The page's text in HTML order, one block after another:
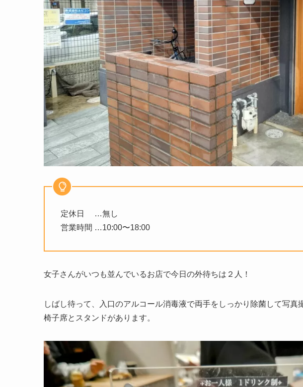
定休日 …無し
営業時間 …10:00〜18:00
女子さんがいつも並んでいるお店で今日の外待ちは２人！
しばし待って、入口のアルコール消毒液で両手をしっかり除菌して写真
椅子席とスタンドがあります。